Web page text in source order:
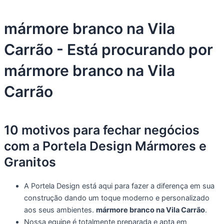
mármore branco na Vila
Carrão - Está procurando por
mármore branco na Vila
Carrão
10 motivos para fechar negócios
com a Portela Design Mármores e
Granitos
A Portela Design está aqui para fazer a diferença em sua
construção dando um toque moderno e personalizado
aos seus ambientes. mármore branco na Vila Carrão.